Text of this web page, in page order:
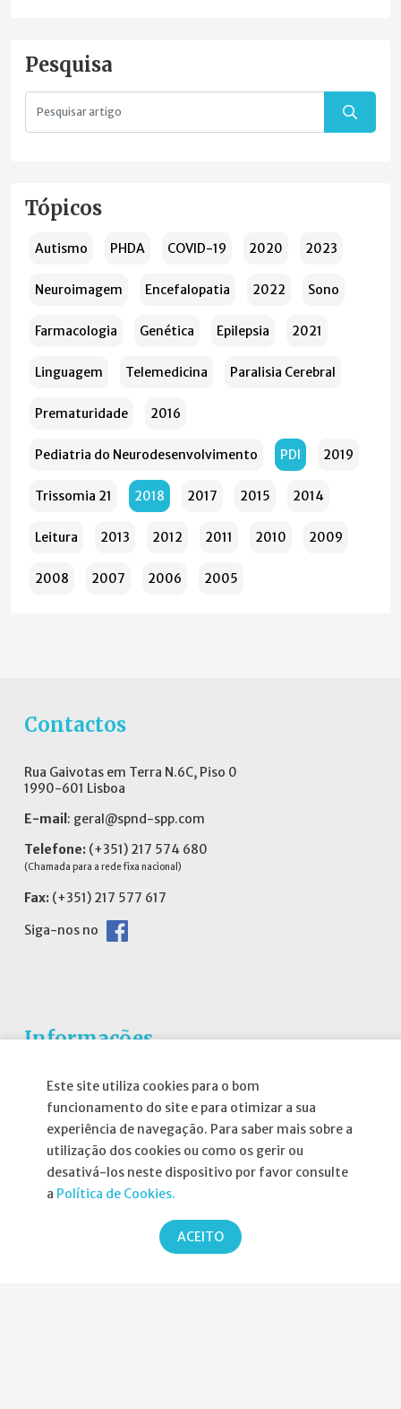
Este site utiliza cookies para o bom
funcionamento do site e para otimizar a sua
experiência de navegação. Para saber mais sobre a
utilização dos cookies ou como os gerir ou
desativá-los neste dispositivo por favor consulte
a Política de Cookies.
ACEITO
Pesquisa
Tópicos
Autismo PHDA COVID-19 2020 2023
Neuroimagem Encefalopatia 2022 Sono
Farmacologia Genética Epilepsia 2021
Linguagem Telemedicina Paralisia Cerebral
Prematuridade 2016
Pediatria do Neurodesenvolvimento PDI 2019
Trissomia 21 2018 2017 2015 2014
Leitura 2013 2012 2011 2010 2009
2008 2007 2006 2005
Contactos
Rua Gaivotas em Terra N.6C, Piso 0
1990-601 Lisboa
E-mail : geral@spnd-spp.com
Telefone: (+351) 217 574 680
(Chamada para a rede fixa nacional)
Fax: (+351) 217 577 617
Siga-nos no
Informações
Atribuição da Bolsa SPND
Agenda
Política de Privacidade